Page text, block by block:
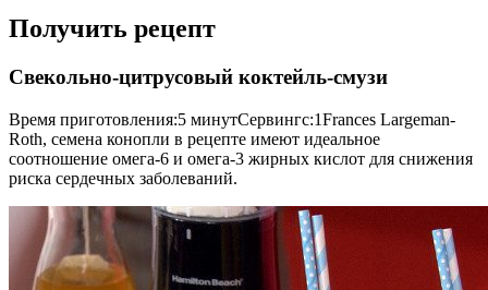
Получить рецепт
Свекольно-цитрусовый коктейль-смузи
Время приготовления:5 минутСервингс:1Frances Largeman-
Roth, семена конопли в рецепте имеют идеальное
соотношение омега-6 и омега-3 жирных кислот для снижения
риска сердечных заболеваний.